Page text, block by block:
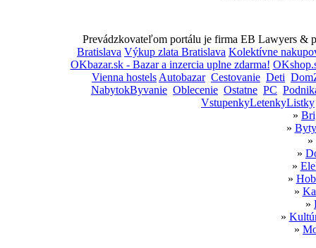
Prevádzkovateľom portálu je firma EB Lawyers &
Bratislava Výkup zlata Bratislava Kolektívne
OKbazar.sk - Bazar a inzercia uplne zdarma!
Vienna hostels Autobazar Cestovanie Deti
NabytokByvanie Oblecenie Ostatne PC
VstupenkyLetenkyListky
»
»
»
»
»
»
»
»
»
»